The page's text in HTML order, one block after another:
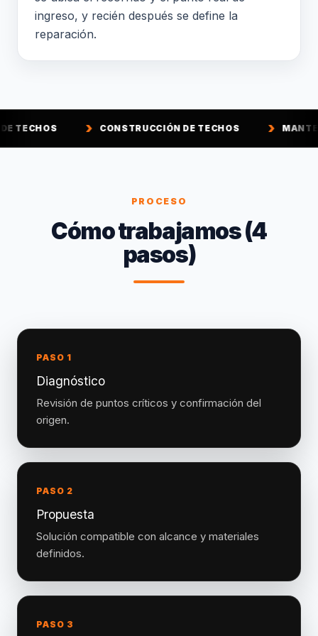
ingreso, y recién después se define la
reparación.
CONSTRUCCIÓN DE TECHOS MANTENCIÓN DE
PROCESO
Cómo trabajamos (4
pasos)
PASO 1
Diagnóstico
Revisión de puntos críticos y confirmación del
origen.
PASO 2
Propuesta
Solución compatible con alcance y materiales
definidos.
PASO 3